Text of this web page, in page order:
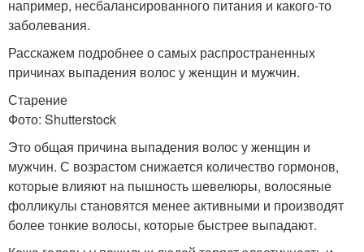
например, несбалансированного питания и какого-то
заболевания.
Расскажем подробнее о самых распространенных
причинах выпадения волос у женщин и мужчин.
Старение
Фото: Shutterstock
Это общая причина выпадения волос у женщин и
мужчин. С возрастом снижается количество гормонов,
которые влияют на пышность шевелюры, волосяные
фолликулы становятся менее активными и производят
более тонкие волосы, которые быстрее выпадают.